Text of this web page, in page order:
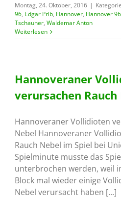
Montag, 24. Oktober, 2016 |
96, Edgar Prib, Hannover, Hannover 96
Tschauner, Waldemar Anton
Weiterlesen
Hannoveraner
verursachen Rauch
Hannoveraner Vollidioten
Nebel Hannoveraner
Rauch Nebel im Spiel bei
Spielminute musste das
unterbrochen werden, weil
Block mal wieder einige
Nebel verursacht haben [...]